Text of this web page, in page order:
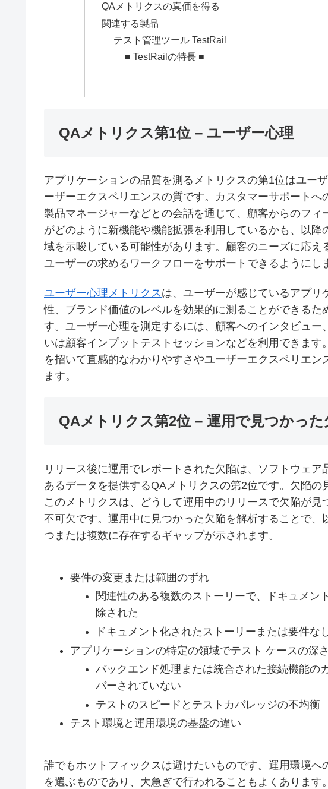
QAメトリクスの真価を得る
関連する製品
テスト管理ツール TestRail
■ TestRailの特長 ■
QAメトリクス第1位 – ユーザー心理
アプリケーションの品質を測るメトリクスの第1位はユー
ーザーエクスペリエンスの質です。カスタマーサポート
製品マネージャーなどとの会話を通じて、顧客からのフ
がどのように新機能や機能拡張を利用しているかも、以
域を示唆している可能性があります。顧客のニーズに応
ユーザーの求めるワークフローをサポートできるようにし
ユーザー心理メトリクスは、ユーザーが感じているアプリ
性、ブランド価値のレベルを効果的に測ることができるた
す。ユーザー心理を測定するには、顧客へのインタビュー
いは顧客インプットテストセッションなどを利用できま
を招いて直感的なわかりやすさやユーザーエクスペリエ
ます。
QAメトリクス第2位 – 運用で見つかった
リリース後に運用でレポートされた欠陥は、ソフトウェ
あるデータを提供するQAメトリクスの第2位です。欠陥
このメトリクスは、どうして運用中のリリースで欠陥が
不可欠です。運用中に見つかった欠陥を解析することで
つまたは複数に存在するギャップが示されます。
要件の変更または範囲のずれ
関連性のある複数のストーリーで、ドキュメン
除された
ドキュメント化されたストーリーまたは要件な
アプリケーションの特定の領域でテスト ケースの深
バックエンド処理または統合された接続機能の
バーされていない
テストのスピードとテストカバレッジの不均衡
テスト環境と運用環境の基盤の違い
誰でもホットフィックスは避けたいものです。運用環境へ
を選ぶものであり、大急ぎで行われることもよくありま